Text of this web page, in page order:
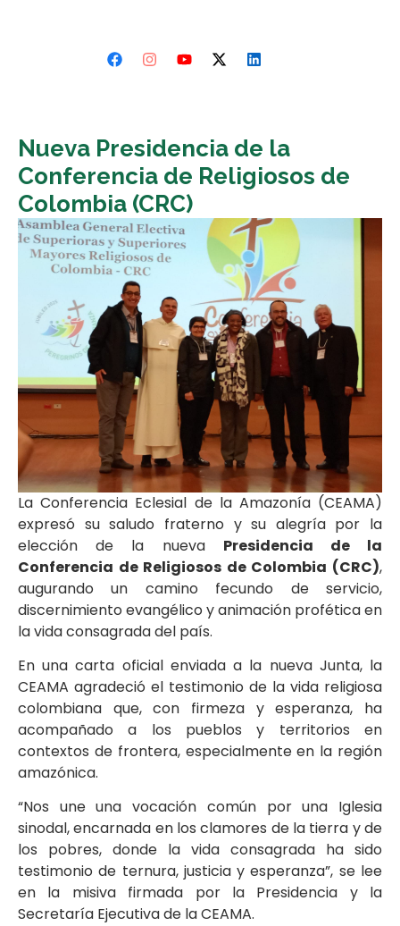
Nueva Presidencia de la
Conferencia de Religiosos de
Colombia (CRC)
La Conferencia Eclesial de la Amazonía (CEAMA)
expresó su saludo fraterno y su alegría por la
elección de la nueva Presidencia de la
Conferencia de Religiosos de Colombia (CRC),
augurando un camino fecundo de servicio,
discernimiento evangélico y animación profética en
la vida consagrada del país.
En una carta oficial enviada a la nueva Junta, la
CEAMA agradeció el testimonio de la vida religiosa
colombiana que, con firmeza y esperanza, ha
acompañado a los pueblos y territorios en
contextos de frontera, especialmente en la región
amazónica.
“Nos une una vocación común por una Iglesia
sinodal, encarnada en los clamores de la tierra y de
los pobres, donde la vida consagrada ha sido
testimonio de ternura, justicia y esperanza”, se lee
en la misiva firmada por la Presidencia y la
Secretaría Ejecutiva de la CEAMA.